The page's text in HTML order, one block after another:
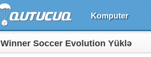
Komputer
Winner Soccer Evolution Yüklə